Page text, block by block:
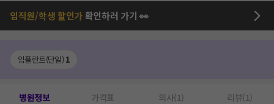
임직원/학생 할인가확인하러 가기 👀
임플란트(단일) 1
병원정보 가격표 의사(1) 리뷰(1)